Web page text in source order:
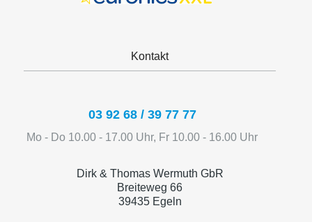
Kontakt
03 92 68 / 39 77 77
Mo - Do 10.00 - 17.00 Uhr, Fr 10.00 - 16.00 Uhr
Dirk & Thomas Wermuth GbR
Breiteweg 66
39435 Egeln